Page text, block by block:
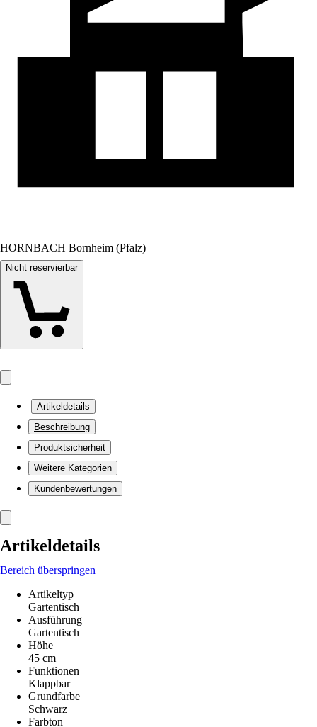
HORNBACH Bornheim (Pfalz)
Nicht reservierbar
Artikeldetails
Beschreibung
Produktsicherheit
Weitere Kategorien
Kundenbewertungen
Artikeldetails
Bereich überspringen
Artikeltyp
Gartentisch
Ausführung
Gartentisch
Höhe
45 cm
Funktionen
Klappbar
Grundfarbe
Schwarz
Farbton